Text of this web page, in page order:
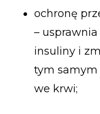
ochronę
–
insuliny i
tym
we krwi;